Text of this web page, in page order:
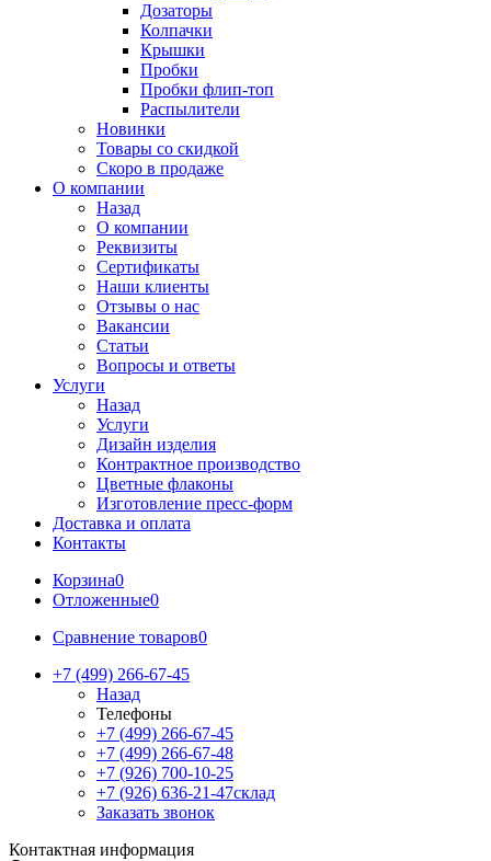
Дозаторы
Колпачки
Крышки
Пробки
Пробки флип-топ
Распылители
Новинки
Товары со скидкой
Скоро в продаже
О компании
Назад
О компании
Реквизиты
Сертификаты
Наши клиенты
Отзывы о нас
Вакансии
Статьи
Вопросы и ответы
Услуги
Назад
Услуги
Дизайн изделия
Контрактное производство
Цветные флаконы
Изготовление пресс-форм
Доставка и оплата
Контакты
Корзина0
Отложенные0
Сравнение товаров0
+7 (499) 266-67-45
Назад
Телефоны
+7 (499) 266-67-45
+7 (499) 266-67-48
+7 (926) 700-10-25
+7 (926) 636-21-47склад
Заказать звонок
Контактная информация